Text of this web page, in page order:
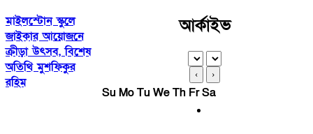
মাইলস্টোন স্কুলে
জাইকার আয়োজনে
ক্রীড়া উৎসব, বিশেষ
অতিথি মুশফিকুর
রহিম
আর্কাইভ
‹ ›
Su MoTu WeTh FrSa